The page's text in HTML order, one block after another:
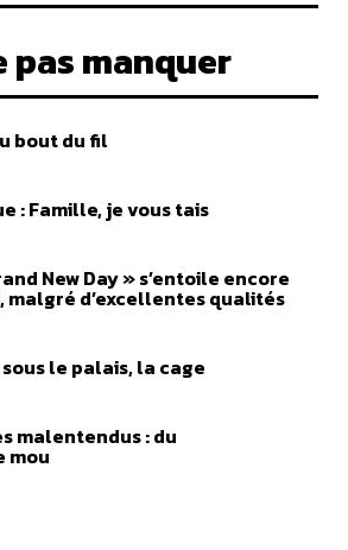
pas manquer
bout du fil
: Famille, je vous tais
New Day » s’entoile encore
malgré d’excellentes qualités
le palais, la cage
malentendus : du
mou